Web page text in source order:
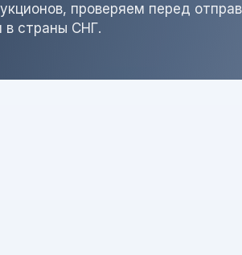
проверяем перед
в страны СНГ.